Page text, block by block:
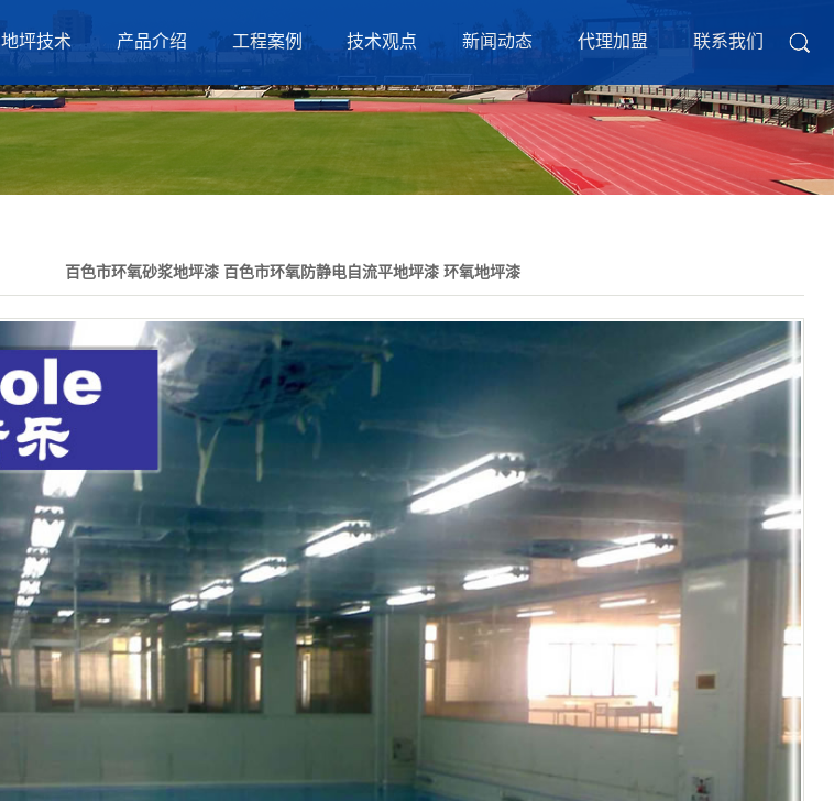
地坪技术 产品介绍 工程案例 技术观点 新闻动态 代理加盟 联系我们
百色市环氧砂浆地坪漆 百色市环氧防静电自流平地坪漆 环氧地坪漆